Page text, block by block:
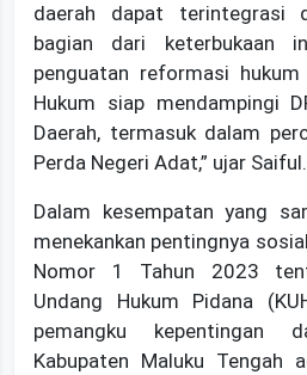
daerah dapat terintegrasi
bagian dari keterbukaan
penguatan reformasi hukum
Hukum siap mendampingi
Daerah, termasuk dalam
Perda Negeri Adat,” ujar Saiful.
Dalam kesempatan yang
menekankan pentingnya
Nomor 1 Tahun 2023
Undang Hukum Pidana
pemangku kepentingan
Kabupaten Maluku Tengah